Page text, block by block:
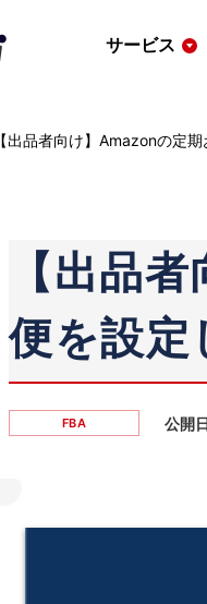
サービス
【出品者向け】Amazonの定
【出品
便を設定
FBA 公開